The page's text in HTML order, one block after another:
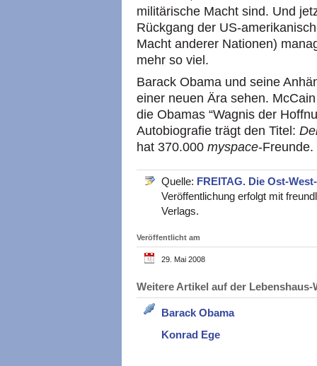
militärische Macht sind. Und
Rückgang der US-
Macht anderer Nationen)
mehr so viel.
Barack Obama und seine
einer neuen Ära sehen.
die Obamas “Wagnis der
Autobiografie trägt den Titel:
hat 370.000 myspace-Freunde.
Quelle: FREITAG. Die Ost-
Veröffentlichung erfolgt mit
Verlags.
Veröffentlicht am
29. Mai 2008
Weitere Artikel auf der
Barack Obama
Konrad Ege